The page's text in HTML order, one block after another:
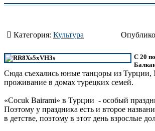
Категория: Культура
С 20
Сюда съехались юные танцоры из
проживание в домах турецких семей.
«Cocuk Bairami» в Турции - особый
Поэтому у праздника есть и второе
в детстве, поэтому в этот день взрослые